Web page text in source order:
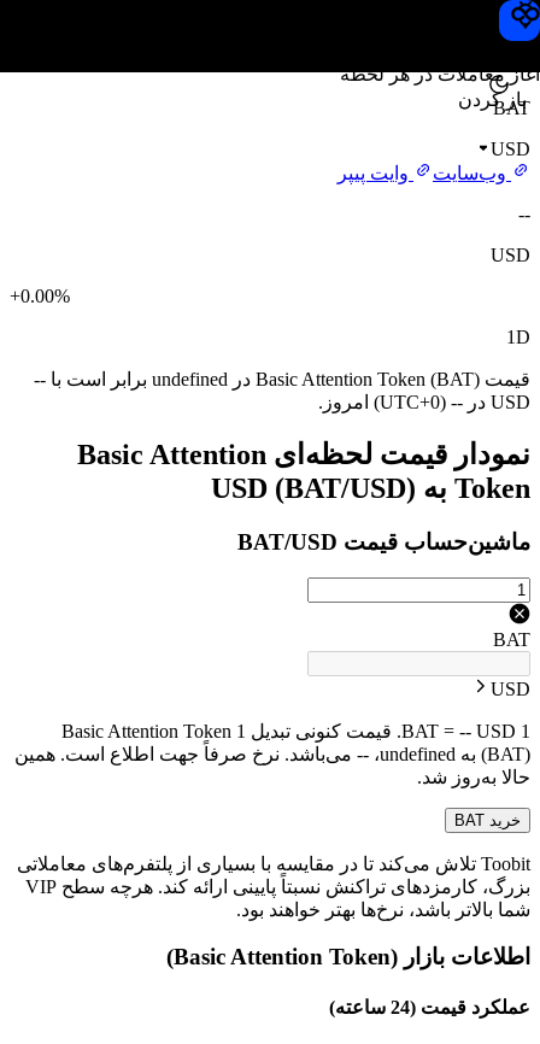
آغاز معاملات در هر لحظه
باز کردن
قیمت Basic Attention Token
BAT
USD
وب‌سایت
وایت پیپر
--
USD
+0.00%
1D
قیمت Basic Attention Token (BAT) در undefined برابر است با --
USD در -- (UTC+0) امروز.
نمودار قیمت لحظه‌ای Basic Attention
Token به USD (BAT/USD)
ماشین‌حساب قیمت BAT/USD
BAT
USD
1 BAT = -- USD. قیمت کنونی تبدیل 1 Basic Attention Token
(BAT) به undefined، -- می‌باشد. نرخ صرفاً جهت اطلاع است. همین
حالا به‌روز شد.
خرید BAT
Toobit تلاش می‌کند تا در مقایسه با بسیاری از پلتفرم‌های معاملاتی
بزرگ، کارمزدهای تراکنش نسبتاً پایینی ارائه کند. هرچه سطح VIP
شما بالاتر باشد، نرخ‌ها بهتر خواهند بود.
اطلاعات بازار (Basic Attention Token)
عملکرد قیمت (24 ساعته)